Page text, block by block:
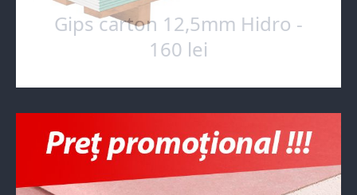
Gips carton 12,5mm Hidro -
160 lei